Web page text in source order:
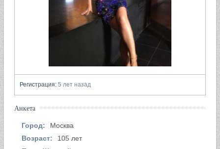
Регистрация: 5 лет назад
Анкета
Город:
Москва
Возраст:
105 лет